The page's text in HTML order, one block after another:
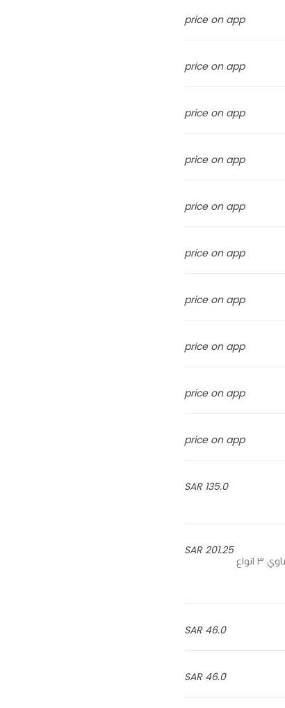
price on app
price on app
price on app
price on app
price on app
price on app
price on app
price on app
price on app
price on app
135.0 SAR
201.25 SAR
3 kinds of serving plate 20 pcs musakhan 20 pcs eggplant roll 20 pcs mini grape leaves - صحن بيضاوي ٣ انواع
46.0 SAR
46.0 SAR